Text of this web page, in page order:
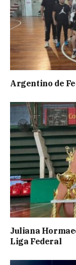
Argentino de
Juliana
Liga Federal